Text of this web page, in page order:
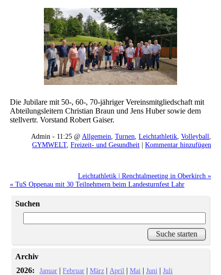
Die Jubilare mit 50-, 60-, 70-jähriger Vereinsmitgliedschaft mit
Abteilungsleitern Christian Braun und Jens Huber sowie dem
stellvertr. Vorstand Robert Gaiser.
Admin - 11:25 @ Allgemein Turnen Leichtathletik Volleyball
GYMWELT, Freizeit- und Gesundheit | Kommentar hinzufügen
Leichtathletik | Renchtalmeeting in Oberkirch »
« TuS Oppenau mit 30 Teilnehmern beim Landesturnfest Lahr
Suchen
Archiv
2026:
Januar |Februar |März | April |Mai |Juni |Juli